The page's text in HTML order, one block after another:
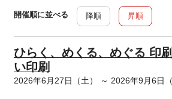
開催順に並べる 降順 昇順
ひらく、めくる、めぐる 印
い印刷
2026年6月27日（土） ～ 2026年9月6日（